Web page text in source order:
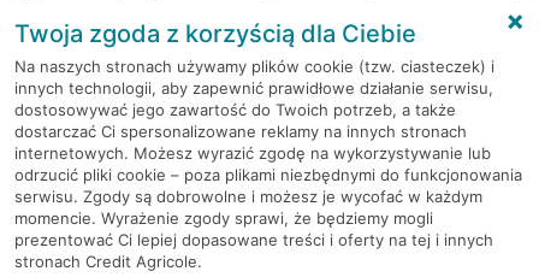
Weź kredyt na to co ważne. Twoje marzenia
nie muszą czekać!
RRSO: 9,6%
WEŹ KREDYT NOTA PRAWNA
Twoja zgoda z korzyścią dla Ciebie
Na naszych stronach używamy plików cookie (tzw. ciasteczek) i
innych technologii, aby zapewnić prawidłowe działanie serwisu,
dostosowywać jego zawartość do Twoich potrzeb, a także
dostarczać Ci spersonalizowane reklamy na innych stronach
internetowych. Możesz wyrazić zgodę na wykorzystywanie lub
odrzucić pliki cookie – poza plikami niezbędnymi do funkcjonowania
serwisu. Zgody są dobrowolne i możesz je wycofać w każdym
momencie. Wyrażenie zgody sprawi, że będziemy mogli
prezentować Ci lepiej dopasowane treści i oferty na tej i innych
stronach Credit Agricole.